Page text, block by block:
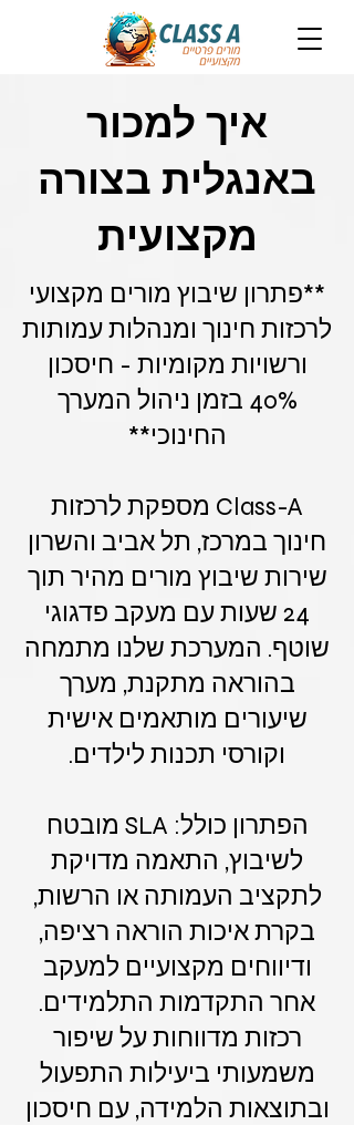
איך למכור
באנגלית בצורה
מקצועית
**פתרון שיבוץ מורים מקצועי
לרכזות חינוך ומנהלות עמותות
ורשויות מקומיות - חיסכון
40% בזמן ניהול המערך
החינוכי**
Class-A מספקת לרכזות
חינוך במרכז, תל אביב והשרון
שירות שיבוץ מורים מהיר תוך
24 שעות עם מעקב פדגוגי
שוטף. המערכת שלנו מתמחה
בהוראה מתקנת, מערך
שיעורים מותאמים אישית
וקורסי תכנות לילדים.
הפתרון כולל: SLA מובטח
לשיבוץ, התאמה מדויקת
לתקציב העמותה או הרשות,
בקרת איכות הוראה רציפה,
ודיווחים מקצועיים למעקב
אחר התקדמות התלמידים.
רכזות מדווחות על שיפור
משמעותי ביעילות התפעול
ובתוצאות הלמידה, עם חיסכון